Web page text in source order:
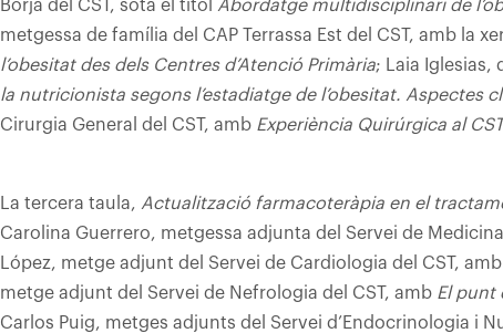
Borja del CST, sota el títol Abordatge multidisciplinari de
metgessa de família del CAP Terrassa Est del CST, amb la
l’obesitat des dels Centres d’Atenció Primària; Laia Iglesias,
la nutricionista segons l’estadiatge de l’obesitat. Aspectes
Cirurgia General del CST, amb Experiència Quirúrgica al CST
La tercera taula, Actualització farmacoteràpia en el
Carolina Guerrero, metgessa adjunta del Servei de
López, metge adjunt del Servei de Cardiologia del CST, amb
metge adjunt del Servei de Nefrologia del CST, amb El punt
Carlos Puig, metges adjunts del Servei d’Endocrinologia i